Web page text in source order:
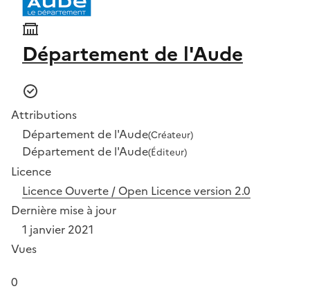
Département de l'Aude
Attributions
Département de l'Aude(Créateur)
Département de l'Aude(Éditeur)
Licence
Licence Ouverte / Open Licence version 2.0
Dernière mise à jour
1 janvier 2021
Vues
0